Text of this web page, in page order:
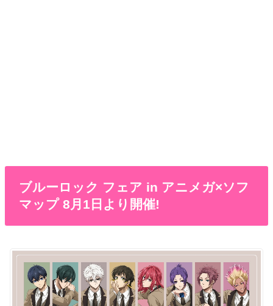
ブルーロック フェア in アニメガ×ソフ
マップ 8月1日より開催!